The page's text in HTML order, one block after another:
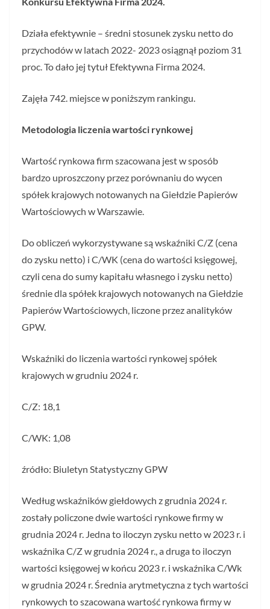
Działa efektywnie – średni stosunek zysku netto do
przychodów w latach 2022- 2023 osiągnął poziom 31
proc. To dało jej tytuł Efektywna Firma 2024.
Zajęła 742. miejsce w poniższym rankingu.
Metodologia liczenia wartości rynkowej
Wartość rynkowa firm szacowana jest w sposób
bardzo uproszczony przez porównaniu do wycen
spółek krajowych notowanych na Giełdzie Papierów
Wartościowych w Warszawie.
Do obliczeń wykorzystywane są wskaźniki C/Z (cena
do zysku netto) i C/WK (cena do wartości księgowej,
czyli cena do sumy kapitału własnego i zysku netto)
średnie dla spółek krajowych notowanych na Giełdzie
Papierów Wartościowych, liczone przez analityków
GPW.
Wskaźniki do liczenia wartości rynkowej spółek
krajowych w grudniu 2024 r.
C/Z: 18,1
C/WK: 1,08
źródło: Biuletyn Statystyczny GPW
Według wskaźników giełdowych z grudnia 2024 r.
zostały policzone dwie wartości rynkowe firmy w
grudnia 2024 r. Jedna to iloczyn zysku netto w 2023 r. i
wskaźnika C/Z w grudnia 2024 r., a druga to iloczyn
wartości księgowej w końcu 2023 r. i wskaźnika C/Wk
w grudnia 2024 r. Średnia arytmetyczna z tych wartości
rynkowych to szacowana wartość rynkowa firmy w